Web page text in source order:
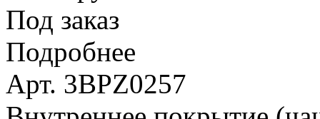
Под заказ
Подробнее
Арт. 3BPZ0257